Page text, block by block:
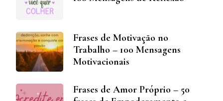
Frases de Motivação no
Trabalho – 100 Mensagens
Motivacionais
Frases de Amor Próprio – 50